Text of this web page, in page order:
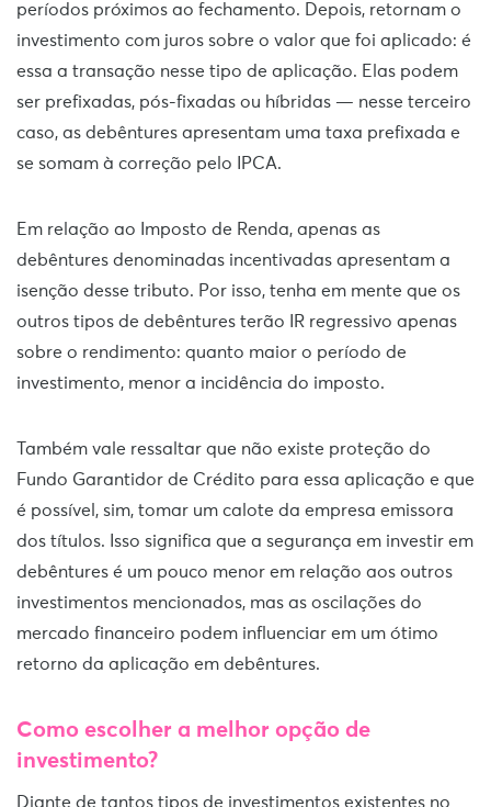
períodos próximos ao fechamento. Depois, retornam o
investimento com juros sobre o valor que foi aplicado: é
essa a transação nesse tipo de aplicação. Elas podem
ser prefixadas, pós-fixadas ou híbridas — nesse terceiro
caso, as debêntures apresentam uma taxa prefixada e
se somam à correção pelo IPCA.
Em relação ao Imposto de Renda, apenas as
debêntures denominadas incentivadas apresentam a
isenção desse tributo. Por isso, tenha em mente que os
outros tipos de debêntures terão IR regressivo apenas
sobre o rendimento: quanto maior o período de
investimento, menor a incidência do imposto.
Também vale ressaltar que não existe proteção do
Fundo Garantidor de Crédito para essa aplicação e que
é possível, sim, tomar um calote da empresa emissora
dos títulos. Isso significa que a segurança em investir em
debêntures é um pouco menor em relação aos outros
investimentos mencionados, mas as oscilações do
mercado financeiro podem influenciar em um ótimo
retorno da aplicação em debêntures.
Como escolher a melhor opção de
investimento?
Diante de tantos tipos de investimentos existentes no